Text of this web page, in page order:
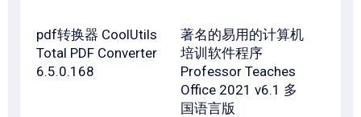
pdf转换器 CoolUtils
Total PDF Converter
6.5.0.168
著名的易用的计算机
培训软件程序
Professor Teaches
Office 2021 v6.1 多
国语言版